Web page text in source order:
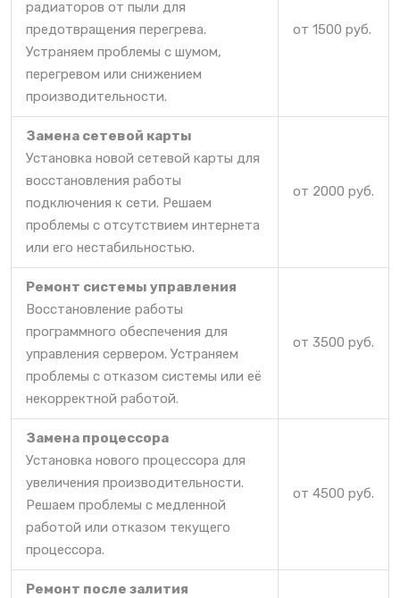
радиаторов от пыли для
предотвращения перегрева.
Устраняем проблемы с шумом,
перегревом или снижением
производительности.
от 1500 руб.
Замена сетевой карты
Установка новой сетевой карты для
восстановления работы
подключения к сети. Решаем
проблемы с отсутствием интернета
или его нестабильностью.
от 2000 руб.
Ремонт системы управления
Восстановление работы
программного обеспечения для
управления сервером. Устраняем
проблемы с отказом системы или её
некорректной работой.
от 3500 руб.
Замена процессора
Установка нового процессора для
увеличения производительности.
Решаем проблемы с медленной
работой или отказом текущего
процессора.
от 4500 руб.
Ремонт после залития